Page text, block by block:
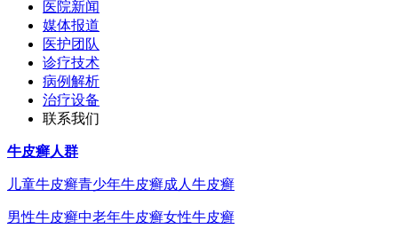
医院新闻
媒体报道
医护团队
诊疗技术
病例解析
治疗设备
联系我们
牛皮癣人群
儿童牛皮癣青少年牛皮癣成人牛皮癣
男性牛皮癣中老年牛皮癣女性牛皮癣